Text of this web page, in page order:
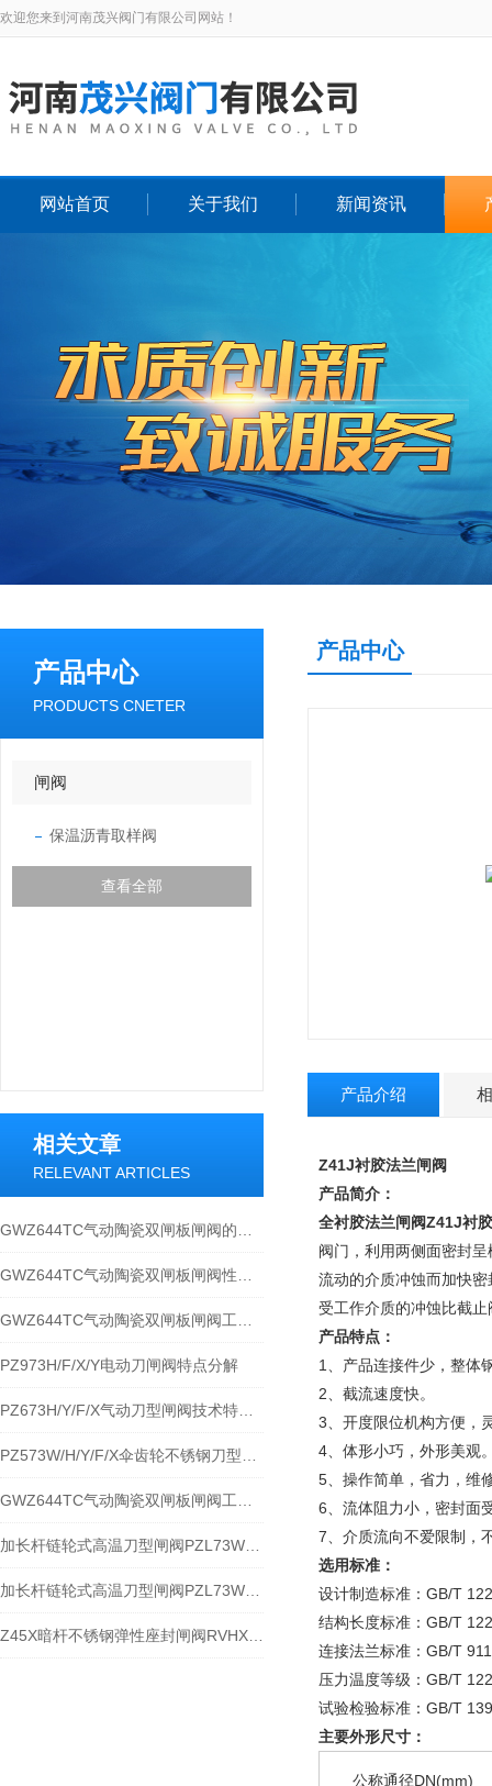
欢迎您来到河南茂兴阀门有限公司网站！
网站首页 关于我们 新闻资讯
产品中心
PRODUCTS CNETER
闸阀
保温沥青取样阀
查看全部
相关文章
RELEVANT ARTICLES
PZ973H/F/X/Y电动刀闸阀特点分解
产品中心
产品介绍
Z41J衬胶法兰闸阀
产品简介：
全衬胶法兰闸阀Z41J衬
阀门，利用两侧面密封
流动的介质冲蚀而加快
受工作介质的冲蚀比截
产品特点：
1、产品连接件少，整体
2、截流速度快。
3、开度限位机构方便，
4、体形小巧，外形美观
5、操作简单，省力，维
6、流体阻力小，密封面
7、介质流向不爱限制，
选用标准：
设计制造标准：GB/T
结构长度标准：GB/T
连接法兰标准：GB/T
压力温度等级：GB/T
试验检验标准：GB/T
主要外形尺寸：
公称通径DN(mm)